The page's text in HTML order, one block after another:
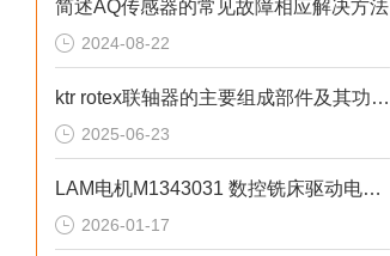
简述AQ传感器的常见故障相应解决方法
2024-08-22
ktr rotex联轴器的主要组成部件及其功能特点分享
2025-06-23
LAM电机M1343031 数控铣床驱动电机应用及全场景适配
2026-01-17